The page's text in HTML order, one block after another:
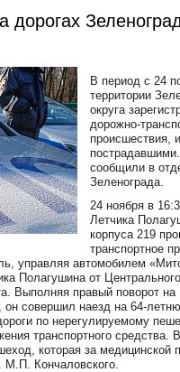
дорогах
В период с 24
территории
округа
дорожно-
происшествия,
сообщили в
Зеленограда.
24 ноября в
Летчика
корпуса 219
транспортное
управляя автомобилем
Полагушина от
Выполняя правый поворот
он совершил наезд на 64-
по нерегулируемому
транспортного средства.
которая за медицинской
Кончаловского.